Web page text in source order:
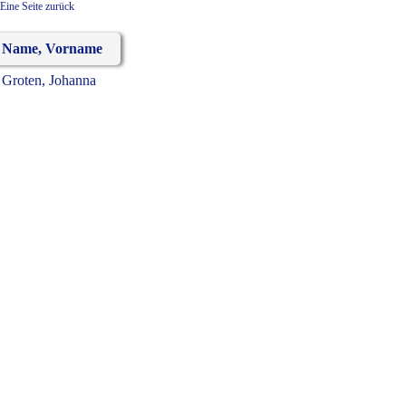
Eine Seite zurück
Name, Vorname
Groten, Johanna